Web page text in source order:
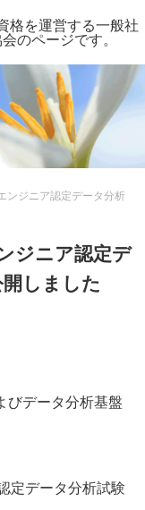
格を運営する一般社
のページです。
ンジニア認定データ分析
ジニア認定デ
しました
びデータ分析基盤
定データ分析試験